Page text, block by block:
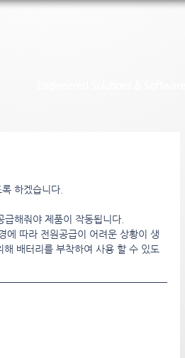
하겠습니다.
해줘야 제품이 작동됩니다.
에 따라 전원공급이 어려운 상황이 생
배터리를 부착하여 사용 할 수 있도